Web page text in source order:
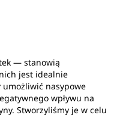
— stanowią
jest idealnie
umożliwić nasypowe
wpływu na
Stworzyliśmy je w celu